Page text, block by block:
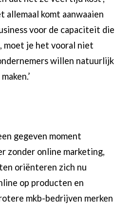
allemaal komt aanwaaien
voor de capaciteit die
je het vooral niet
willen natuurlijk
gegeven moment
zonder online marketing,
oriënteren zich nu
op producten en
mkb-bedrijven merken